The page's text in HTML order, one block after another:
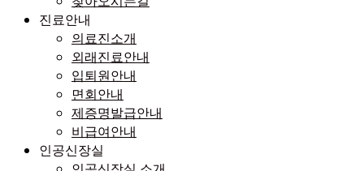
진료안내
의료진소개
외래진료안내
입퇴원안내
면회안내
제증명발급안내
비급여안내
인공신장실